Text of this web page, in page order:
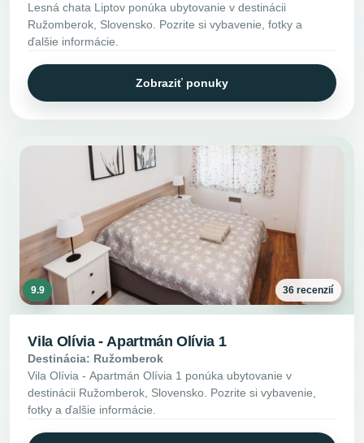
Lesná chata Liptov ponúka ubytovanie v destinácii
Ružomberok, Slovensko. Pozrite si vybavenie, fotky a
ďalšie informácie.
Zobraziť ponuky
9.9 36 recenzií
Vila Olívia - Apartmán Olívia 1
Destinácia: Ružomberok
Vila Olívia - Apartmán Olívia 1 ponúka ubytovanie v
destinácii Ružomberok, Slovensko. Pozrite si vybavenie,
fotky a ďalšie informácie.